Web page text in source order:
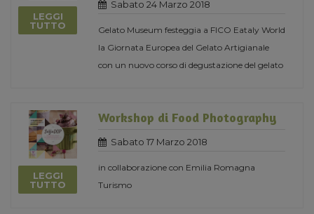
LEGGI
TUTTO
Sabato 24 Marzo 2018
Gelato Museum festeggia a FICO Eataly World
la Giornata Europea del Gelato Artigianale
con un nuovo corso di degustazione del gelato
LEGGI
TUTTO
Workshop di Food Photography
Sabato 17 Marzo 2018
in collaborazione con Emilia Romagna
Turismo